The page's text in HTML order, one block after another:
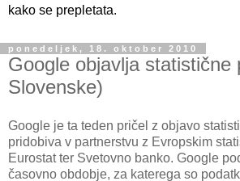
kako se prepletata.
ponedeljek, 18. oktober 2010
Google objavlja statistične
Slovenske)
Google je ta teden pričel z objavo
pridobiva v partnerstvu z Evropskim
Eurostat ter Svetovno banko. Google
časovno obdobje, za katerega so